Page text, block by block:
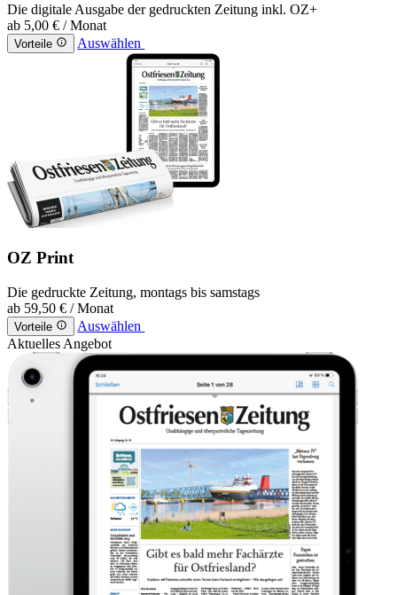
Die digitale Ausgabe der gedruckten Zeitung inkl. OZ+
ab 5,00 € / Monat
Vorteile Auswählen
OZ Print
Die gedruckte Zeitung, montags bis samstags
ab 59,50 € / Monat
Vorteile
Auswählen
Aktuelles Angebot